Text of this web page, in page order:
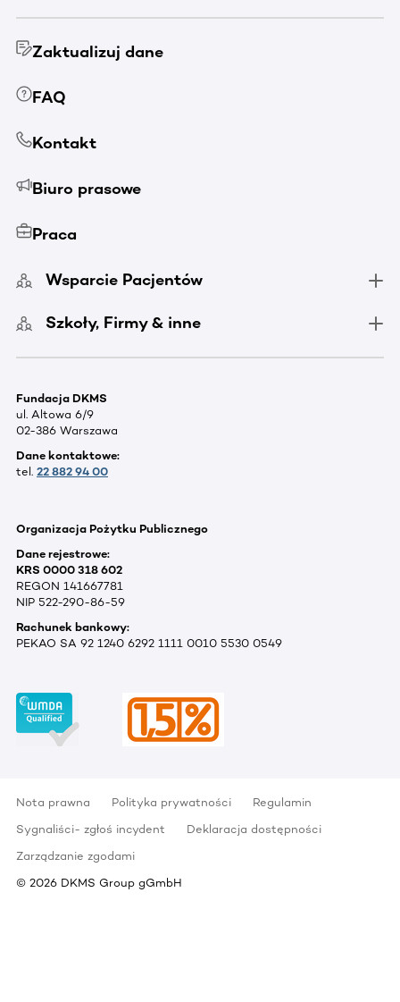
Zaktualizuj dane
FAQ
Kontakt
Biuro prasowe
Praca
Wsparcie Pacjentów
Szkoły, Firmy & inne
Fundacja DKMS
ul. Altowa 6/9
02-386 Warszawa
Dane kontaktowe:
tel. 22 882 94 00
Organizacja Pożytku Publicznego
Dane rejestrowe:
KRS 0000 318 602
REGON 141667781
NIP 522-290-86-59
Rachunek bankowy:
PEKAO SA 92 1240 6292 1111 0010 5530 0549
Nota prawna Polityka prywatności
Regulamin
Sygnaliści- zgłoś incydent
Deklaracja dostępności
Zarządzanie zgodami
© 2026 DKMS Group gGmbH